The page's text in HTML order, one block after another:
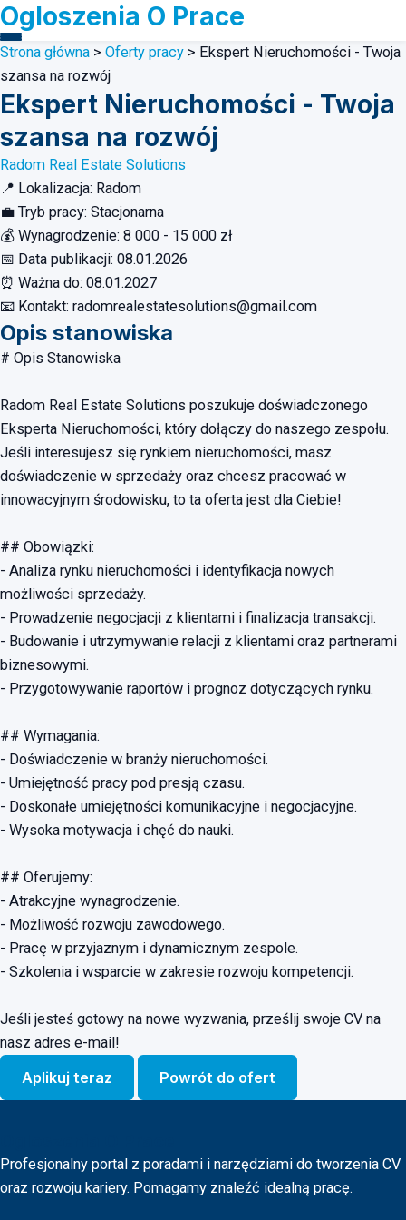
Ogloszenia O Prace
Strona główna > Oferty pracy > Ekspert Nieruchomości - Twoja
szansa na rozwój
Ekspert Nieruchomości - Twoja
szansa na rozwój
Radom Real Estate Solutions
📍 Lokalizacja: Radom
💼 Tryb pracy: Stacjonarna
💰 Wynagrodzenie: 8 000 - 15 000 zł
📅 Data publikacji: 08.01.2026
⏰ Ważna do: 08.01.2027
📧 Kontakt: radomrealestatesolutions@gmail.com
Opis stanowiska
# Opis Stanowiska
Radom Real Estate Solutions poszukuje doświadczonego
Eksperta Nieruchomości, który dołączy do naszego zespołu.
Jeśli interesujesz się rynkiem nieruchomości, masz
doświadczenie w sprzedaży oraz chcesz pracować w
innowacyjnym środowisku, to ta oferta jest dla Ciebie!
## Obowiązki:
- Analiza rynku nieruchomości i identyfikacja nowych
możliwości sprzedaży.
- Prowadzenie negocjacji z klientami i finalizacja transakcji.
- Budowanie i utrzymywanie relacji z klientami oraz partnerami
biznesowymi.
- Przygotowywanie raportów i prognoz dotyczących rynku.
## Wymagania:
- Doświadczenie w branży nieruchomości.
- Umiejętność pracy pod presją czasu.
- Doskonałe umiejętności komunikacyjne i negocjacyjne.
- Wysoka motywacja i chęć do nauki.
## Oferujemy:
- Atrakcyjne wynagrodzenie.
- Możliwość rozwoju zawodowego.
- Pracę w przyjaznym i dynamicznym zespole.
- Szkolenia i wsparcie w zakresie rozwoju kompetencji.
Jeśli jesteś gotowy na nowe wyzwania, prześlij swoje CV na
nasz adres e-mail!
Aplikuj teraz Powrót do ofert
Profesjonalny portal z poradami i narzędziami do tworzenia CV
oraz rozwoju kariery. Pomagamy znaleźć idealną pracę.